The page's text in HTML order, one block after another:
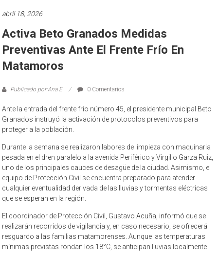
abril 18, 2026
Activa Beto Granados Medidas
Preventivas Ante El Frente Frío En
Matamoros
Publicado por:Ana E 0 Comentarios
Ante la entrada del frente frío número 45, el presidente municipal Beto
Granados instruyó la activación de protocolos preventivos para
proteger a la población.
Durante la semana se realizaron labores de limpieza con maquinaria
pesada en el dren paralelo a la avenida Periférico y Virgilio Garza Ruiz,
uno de los principales cauces de desagüe de la ciudad. Asimismo, el
equipo de Protección Civil se encuentra preparado para atender
cualquier eventualidad derivada de las lluvias y tormentas eléctricas
que se esperan en la región.
El coordinador de Protección Civil, Gustavo Acuña, informó que se
realizarán recorridos de vigilancia y, en caso necesario, se ofrecerá
resguardo a las familias matamorenses. Aunque las temperaturas
mínimas previstas rondan los 18°C, se anticipan lluvias localmente